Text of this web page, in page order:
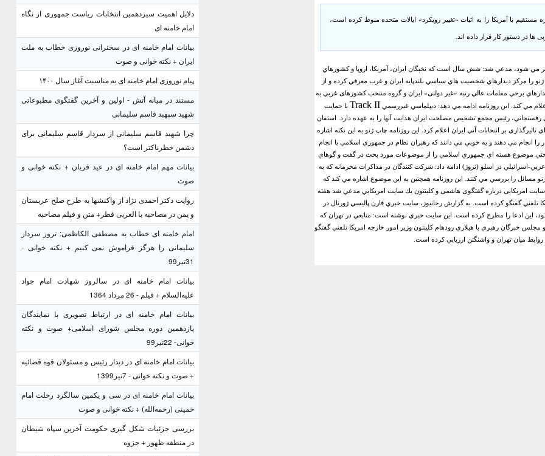
با آمريكا را به اثبات «تغيير رويكرد» ايالات متحده منوط كرده است،
در دستور کار قرار داده اند.
مي شود، مدعي شد: شش سال است كه نخبگان ايران، آمريكا، اروپا و كشورهاي
ژنو را مركز ديدارهاي شخصيت هاي سياسي بلندپايه ايران و غرب معرفي كرده و از
برخي مقامات عالي رتبه «غیر دولتی» ايران و گروه منتخب کشورهای غربي به
مي كند. اين روزنامه ادامه مي دهد: ديپلماسي غيررسمي Track II با حمايت
رئيس مجمع تشخيص مصلحت ايران هدايت آنها را به عهده دارد.
استفان
بر انتخابات آتي ايران اعلام كرد.
اين روزنامه چاپ ژنو به اين نكته اشاره
را انجام مي دهند و به خوبي مي دانند كه رهبران نظام در جمهوري اسلامي با انجام
و حتي موضوع هسته اي جمهوري اسلامي را از موضوعات مورد بحث در گفت و گوهاي
اسرائيلي در اسلو (نروژ) ادامه داد: شركت كنندگان در مذاكرات محرمانه كه به
مسائل را بررسي مي كنند.
اين روزنامه همچنين به اين موضوع اشاره مي كند كه
امریکایی درباره گفتگوی هاشمی و کلینتون يك سايت امریکايي مدعي شد هفته
تلفني گفتگو كرده است‏.‏
به گزارش رجانیوز، سايت خبري فارن پاليسي ژورنال در
اين ادعا را مطرح كرده است‏.‏
اين سايت خبري نوشته است: منابعي در تهران كه
رهبري با هيلاري رودهام كلينتون وزير امور خارجه امریکا تلفني گفتگو
روابط ميان تهران و واشنگتن ارزيابي كرده است‏.‏
دلایل اهمیت سیزدهمین انتخابات ریاست جمهوری از نگاه
امام خامنه ای
بیانات امام خامنه ای در سخنرانی نوروزی خطاب به ملت
ایران + نکته خوانی و صوت
پیام نوروزی امام خامنه ای به مناسبت آغاز سال ۱۴۰۰
مستند در میانه آتش - اولین و آخرین گفتگوی مطبوعاتی
شهید سپهبد قاسم سلیمانی
چرا شهید قاسم سلیمانی از سردار قاسم سلیمانی برای
دشمن خطرناکتر است؟
بیانات مهم امام خامنه ای در عید قربان + نکته خوانی و
صوت
روایت دکتر احمدی نژاد از واکنشها به طرح صلح عربستان
و یمن در مصاحبه با العربی قطر+ متن و فیلم مصاحبه
امام خامنه ای خطاب به مصطفی الکاظمی: ترور سردار
سلیمانی را هرگز فراموش نمی کنیم + نکته خوانی -
31تیر99
بیانات امام خامنه ای در سالروز شهادت امام جواد
علیه‌السلام + فیلم - 26 مرداد 1364
بیانات امام خامنه ای در ارتباط تصویری با نمایندگان
یازدهمین دوره مجلس شورای اسلامی+ صوت و نکته
خوانی- 22تیر99
بیانات امام خامنه ای در دیدار رئیس و مسئولان قوه قضائیه
+ صوت و نکته خوانی - 7تیر1399
بیانات امام خامنه ای در سی و یکمین سالگرد رحلت امام
خمینی (رحمه‌الله) + نکته خوانی و صوت
بررسی جزئیات شکل گیری حکومت آخرین سپاه شیطان
در منطقه ظهور + جزوه